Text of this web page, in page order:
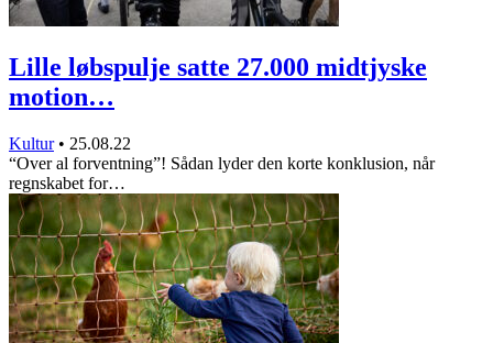
Lille løbspulje satte 27.000 midtjyske
motion…
Kultur • 25.08.22
“Over al forventning”! Sådan lyder den korte konklusion, når
regnskabet for…